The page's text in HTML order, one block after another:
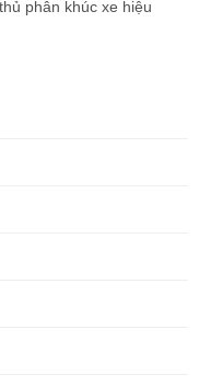
phân khúc xe hiệu